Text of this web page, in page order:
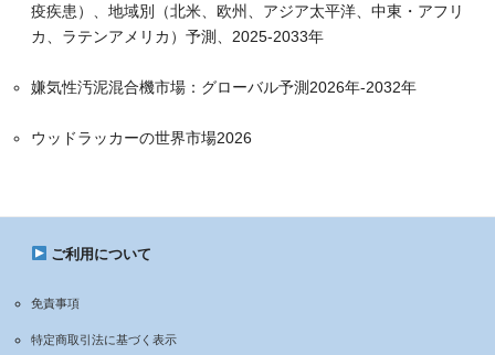
疫疾患）、地域別（北米、欧州、アジア太平洋、中東・アフリ
カ、ラテンアメリカ）予測、2025-2033年
嫌気性汚泥混合機市場：グローバル予測2026年-2032年
ウッドラッカーの世界市場2026
ご利用について
免責事項
特定商取引法に基づく表示